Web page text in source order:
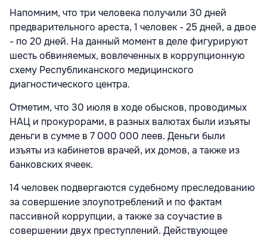
Напомним, что три человека получили 30 дней
предварительного ареста, 1 человек - 25 дней, а двое
- по 20 дней. На данный момент в деле фигурируют
шесть обвиняемых, вовлеченных в коррупционную
схему Республиканского медицинского
диагностического центра.
Отметим, что 30 июля в ходе обысков, проводимых
НАЦ и прокурорами, в разных валютах были изъяты
деньги в сумме в 7 000 000 леев. Деньги были
изъяты из кабинетов врачей, их домов, а также из
банковских ячеек.
14 человек подвергаются судебному преследованию
за совершение злоупотреблений и по фактам
пассивной коррупции, а также за соучастие в
совершении двух преступлений. Действующее